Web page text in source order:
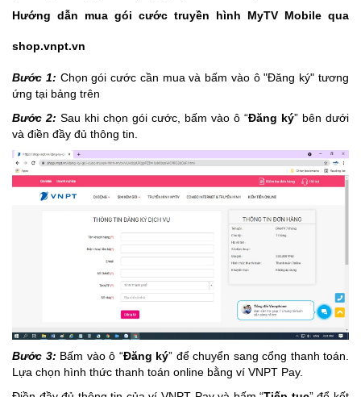
Hướng dẫn mua gói cước truyền hình MyTV Mobile qua
shop.vnpt.vn
Bước 1: Chọn gói cước cần mua và bấm vào ô "Đăng ký" tương
ứng tại bảng trên
Bước 2: Sau khi chọn gói cước, bấm vào ô “Đăng ký” bên dưới
và điền đầy đủ thông tin.
Bước 3: Bấm vào ô “Đăng ký” để chuyển sang cổng thanh toán.
Lựa chọn hình thức thanh toán online bằng ví VNPT Pay.